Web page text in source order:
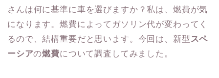
さんは何に基準に車を選びますか？私は、燃費が気
になります。燃費によってガソリン代が変わってく
るので、結構重要だと思います。今回は、新型 スペ
ーシアの燃費について調査してみました。